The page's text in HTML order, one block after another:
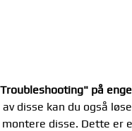
på
disse kan du også
disse. Dette